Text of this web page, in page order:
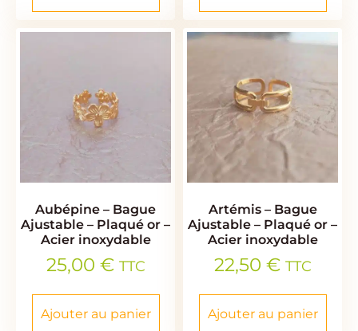
Aubépine – Bague
Ajustable – Plaqué or –
Acier inoxydable
25,00 € TTC
Ajouter au panier
Artémis – Bague
Ajustable – Plaqué or –
Acier inoxydable
22,50 € TTC
Ajouter au panier